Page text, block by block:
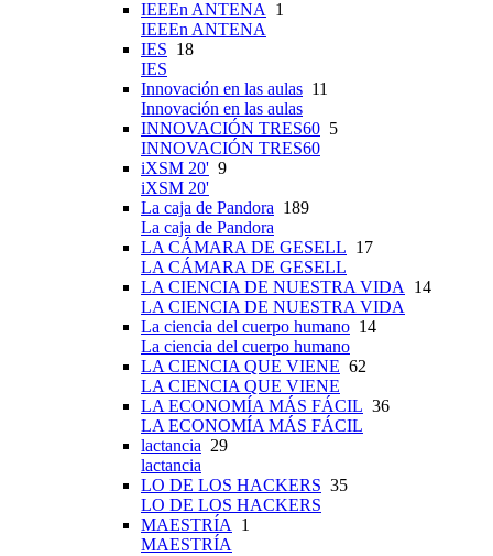
IEEEn ANTENA 1
IEEEn ANTENA
IES 18
IES
Innovación en las aulas 11
Innovación en las aulas
INNOVACIÓN TRES60 5
INNOVACIÓN TRES60
iXSM 20' 9
iXSM 20'
La caja de Pandora 189
La caja de Pandora
LA CÁMARA DE GESELL 17
LA CÁMARA DE GESELL
LA CIENCIA DE NUESTRA VIDA 14
LA CIENCIA DE NUESTRA VIDA
La ciencia del cuerpo humano 14
La ciencia del cuerpo humano
LA CIENCIA QUE VIENE 62
LA CIENCIA QUE VIENE
LA ECONOMÍA MÁS FÁCIL 36
LA ECONOMÍA MÁS FÁCIL
lactancia 29
lactancia
LO DE LOS HACKERS 35
LO DE LOS HACKERS
MAESTRÍA 1
MAESTRÍA